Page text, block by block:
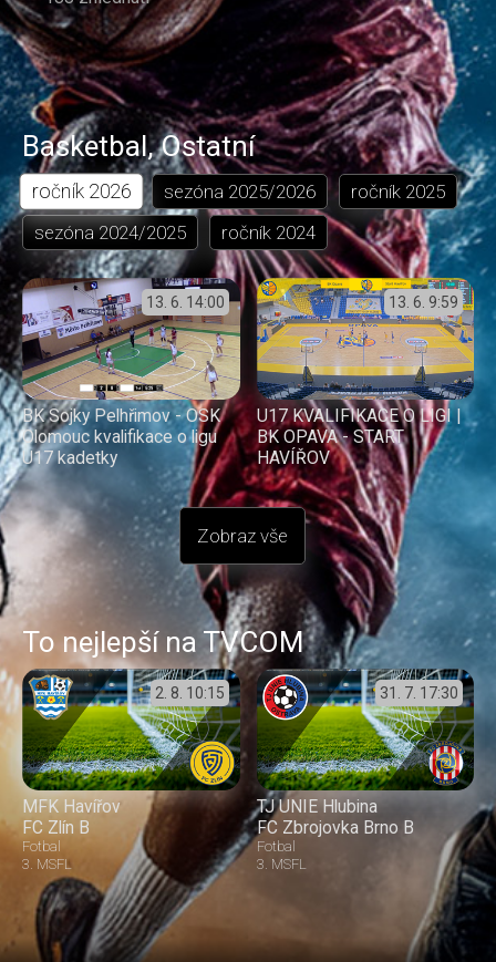
Basketbal,Ostatní
ročník 2026 sezóna 2025/2026 ročník 2025
sezóna 2024/2025 ročník 2024
13. 6. 14:00
BK Sojky Pelhřimov - OSK
Olomouc kvalifikace o ligu
U17 kadetky
13. 6. 9:59
U17 KVALIFIKACE O LIGI |
BK OPAVA - START
HAVÍŘOV
Zobraz vše
To nejlepší na TVCOM
2. 8. 10:15
MFK Havířov
FC Zlín B
Fotbal
3. MSFL
31. 7. 17:30
TJ UNIE Hlubina
FC Zbrojovka Brno B
Fotbal
3. MSFL